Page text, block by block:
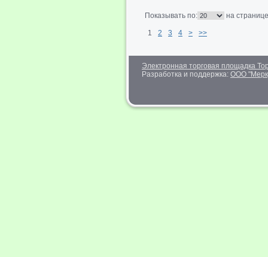
Показывать по: на странице
1 2 3 4 > >>
Электронная торговая площадка
Разработка и поддержка: ООО